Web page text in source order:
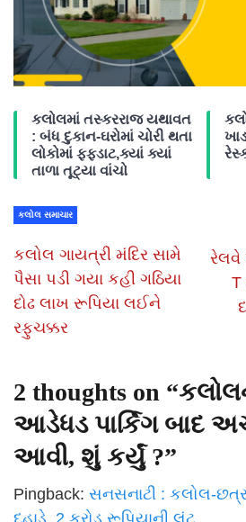
કલોલમાં તસ્કરરાજ યથાવત
: બંધ દુકાન-ઘરોમાં ચોરી થતા
લોકોમાં ફફડાટ,ક્યાં ક્યાં
તાળા તૂટ્યા વાંચો
કલોલ સમાચાર
કલોલ ગાયત્રી મંદિર સામે
પૈસા પડી ગયા કહી ગઠિયા
દોઢ લાખ રૂપિયા લઈને
રફુચક્કર
રેલવે
2 thoughts on “
આડેધડ પાર્કિગ બાદ
આવી, શું કર્યું ?”
Pingback: સનસનાટી : કલોલ-